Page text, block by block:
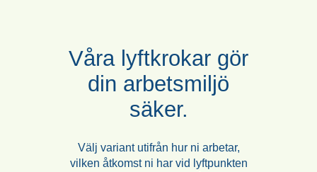
Våra lyftkrokar gör
din arbetsmiljö
säker.
Välj variant utifrån hur ni arbetar,
vilken åtkomst ni har vid lyftpunkten